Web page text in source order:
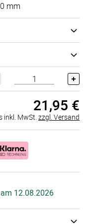
mm
21,95 €
inkl. MwSt. zzgl. Versand
12.08.2026